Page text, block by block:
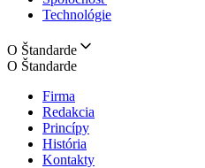
Technológie
O Štandarde
O Štandarde
Firma
Redakcia
Princípy
História
Kontakty